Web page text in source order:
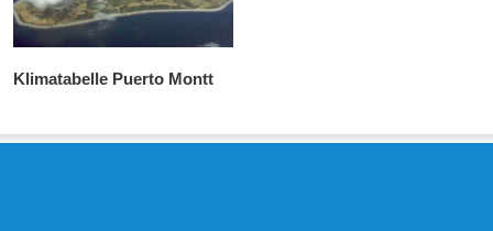
Klimatabelle Puerto Montt